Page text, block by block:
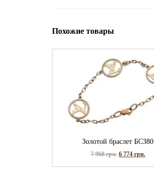
Похожие товары
Золотой браслет БС380
7 968грн. 6 774 грн.